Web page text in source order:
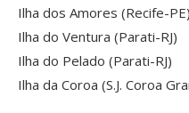
Ilha dos Amores (Recife-PE)
Ilha do Ventura (Parati-RJ)
Ilha do Pelado (Parati-RJ)
Ilha da Coroa (S.J. Coroa